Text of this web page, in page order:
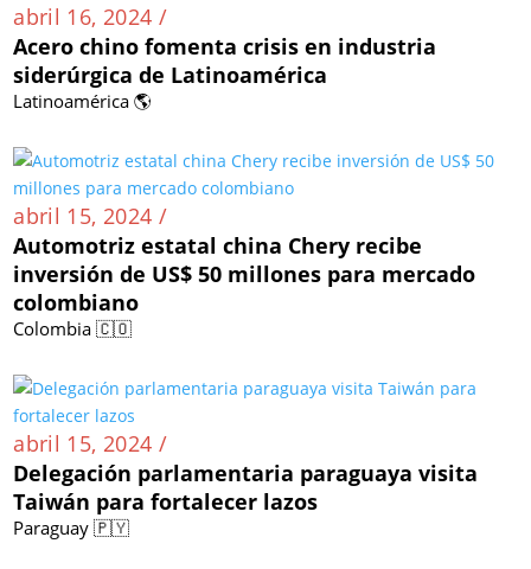
abril 16, 2024 /
Acero chino fomenta crisis en industria
siderúrgica de Latinoamérica
Latinoamérica 🌎
abril 15, 2024 /
Automotriz estatal china Chery recibe
inversión de US$ 50 millones para mercado
colombiano
Colombia 🇨🇴
abril 15, 2024 /
Delegación parlamentaria paraguaya visita
Taiwán para fortalecer lazos
Paraguay 🇵🇾